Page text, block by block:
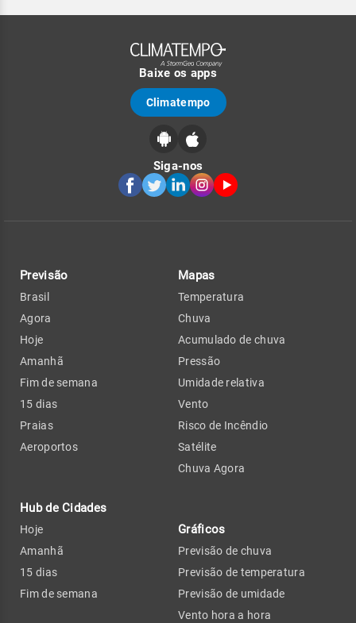
Baixe os apps
Climatempo
Siga-nos
Previsão
Brasil
Agora
Hoje
Amanhã
Fim de semana
15 dias
Praias
Aeroportos
Hub de Cidades
Hoje
Amanhã
15 dias
Fim de semana
Mapas
Temperatura
Chuva
Acumulado de chuva
Pressão
Umidade relativa
Vento
Risco de Incêndio
Satélite
Chuva Agora
Gráficos
Previsão de chuva
Previsão de temperatura
Previsão de umidade
Vento hora a hora